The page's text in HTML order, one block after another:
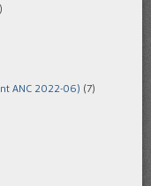
ANC 2022-06) (7)